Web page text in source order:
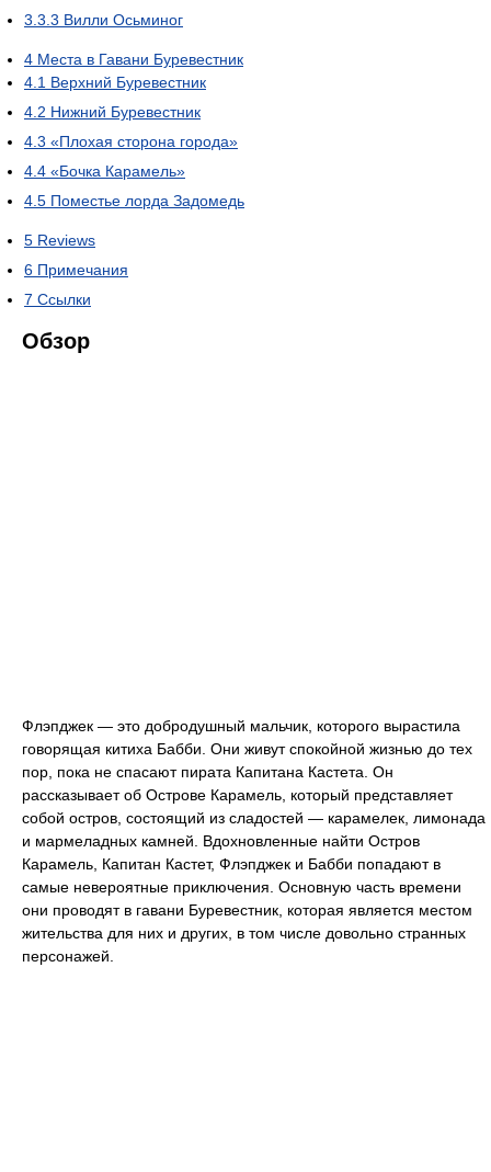
3.3.3 Вилли Осьминог
4 Места в Гавани Буревестник
4.1 Верхний Буревестник
4.2 Нижний Буревестник
4.3 «Плохая сторона города»
4.4 «Бочка Карамель»
4.5 Поместье лорда Задомедь
5 Reviews
6 Примечания
7 Ссылки
Обзор
Флэпджек — это добродушный мальчик, которого вырастила
говорящая китиха Бабби. Они живут спокойной жизнью до тех
пор, пока не спасают пирата Капитана Кастета. Он
рассказывает об Острове Карамель, который представляет
собой остров, состоящий из сладостей — карамелек, лимонада
и мармеладных камней. Вдохновленные найти Остров
Карамель, Капитан Кастет, Флэпджек и Бабби попадают в
самые невероятные приключения. Основную часть времени
они проводят в гавани Буревестник, которая является местом
жительства для них и других, в том числе довольно странных
персонажей.